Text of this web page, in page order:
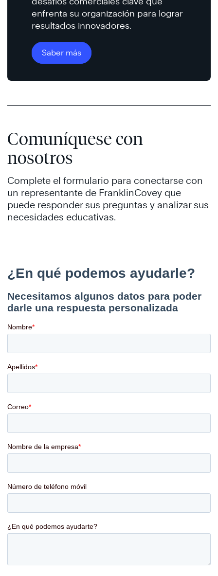
enfrenta su organización para lograr
resultados innovadores.
Saber más
Comuníquese con
nosotros
Complete el formulario para conectarse con
un representante de FranklinCovey que
puede responder sus preguntas y analizar sus
necesidades educativas.